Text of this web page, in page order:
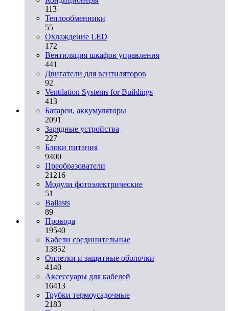
113
Теплообменники
55
Охлаждение LED
172
Вентиляция шкафов управления
441
Двигатели для вентиляторов
92
Ventilation Systems for Buildings
413
Батареи, аккумуляторы
2091
Зарядные устройства
227
Блоки питания
9400
Преобразователи
21216
Модули фотоэлектрические
51
Ballasts
89
Провода
19540
Кабели соединительные
13852
Оплетки и защитные оболочки
4140
Аксессуары для кабелей
16413
Трубки термоусадочные
2183